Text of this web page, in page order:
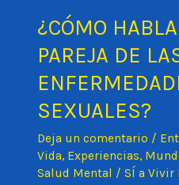
¿CÓMO
PAREJA DE
SEXUALES?
Deja un comentario /
Vida, Experiencias,
Salud Mental /SÍ a Vivir